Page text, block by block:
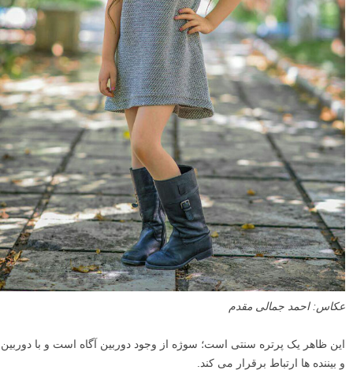
عکاس: احمد جمالی مقدم
این ظاهر یک پرتره سنتی است؛ سوژه از وجود دوربین آگاه است و با دوربین
و بیننده ها ارتباط برقرار می کند.